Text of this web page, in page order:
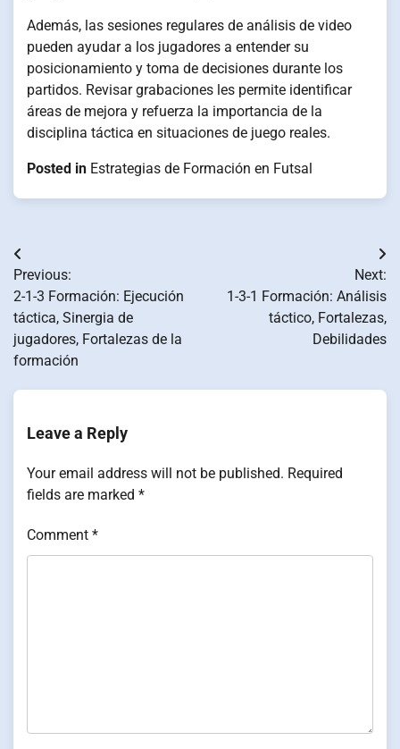
Además, las sesiones regulares de análisis de video
pueden ayudar a los jugadores a entender su
posicionamiento y toma de decisiones durante los
partidos. Revisar grabaciones les permite identificar
áreas de mejora y refuerza la importancia de la
disciplina táctica en situaciones de juego reales.
Posted in Estrategias de Formación en Futsal
Post
navigation
Previous:
2-1-3 Formación: Ejecución
táctica, Sinergia de
jugadores, Fortalezas de la
formación
Next:
1-3-1 Formación: Análisis
táctico, Fortalezas,
Debilidades
Leave a Reply
Your email address will not be published. Required
fields are marked *
Comment *